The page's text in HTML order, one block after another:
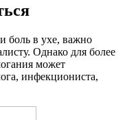
боль в ухе, важно
Однако для более
может
инфекциониста,